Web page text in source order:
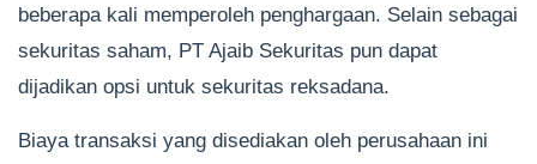
beberapa kali memperoleh penghargaan. Selain sebagai
sekuritas saham, PT Ajaib Sekuritas pun dapat
dijadikan opsi untuk sekuritas reksadana.
Biaya transaksi yang disediakan oleh perusahaan ini